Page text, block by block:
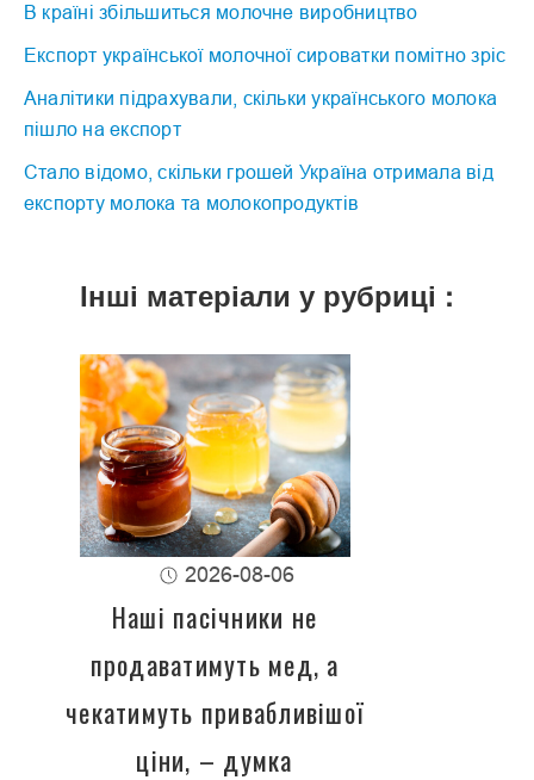
В країні збільшиться молочне виробництво
Експорт української молочної сироватки помітно зріс
Аналітики підрахували, скільки українського молока
пішло на експорт
Стало відомо, скільки грошей Україна отримала від
експорту молока та молокопродуктів
Інші матеріали у рубриці :
2026-08-06
Наші пасічники не
продаватимуть мед, а
чекатимуть привабливішої
ціни, – думка